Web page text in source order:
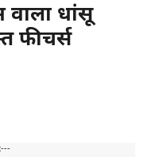
धांसू
फीचर्स